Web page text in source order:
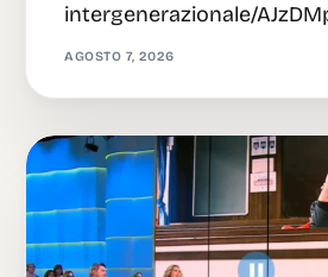
intergenerazionale/
AGOSTO 7, 2026